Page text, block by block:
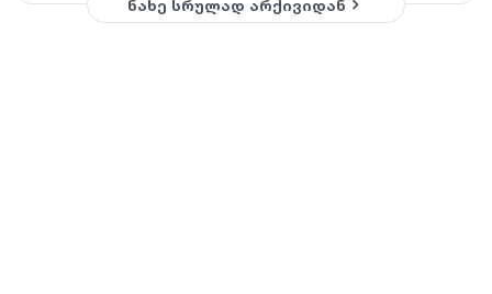
ნახე სრულად არქივიდან